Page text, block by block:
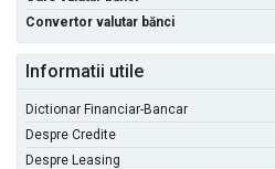
Convertor valutar bănci
Informatii utile
Dictionar Financiar-Bancar
Despre Credite
Despre Leasing